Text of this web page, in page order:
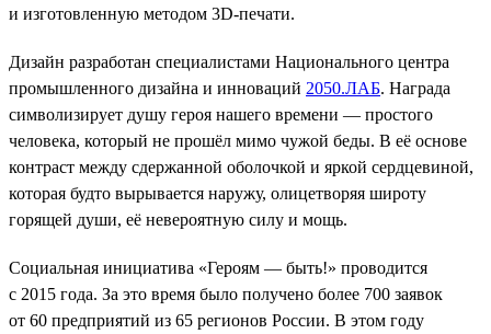
и изготовленную методом 3D-печати.
Дизайн разработан специалистами Национального центра
промышленного дизайна и инноваций 2050.ЛАБ. Награда
символизирует душу героя нашего времени — простого
человека, который не прошёл мимо чужой беды. В её основе
контраст между сдержанной оболочкой и яркой сердцевиной,
которая будто вырывается наружу, олицетворяя широту
горящей души, её невероятную силу и мощь.
Социальная инициатива «Героям — быть!» проводится
с 2015 года. За это время было получено более 700 заявок
от 60 предприятий из 65 регионов России. В этом году